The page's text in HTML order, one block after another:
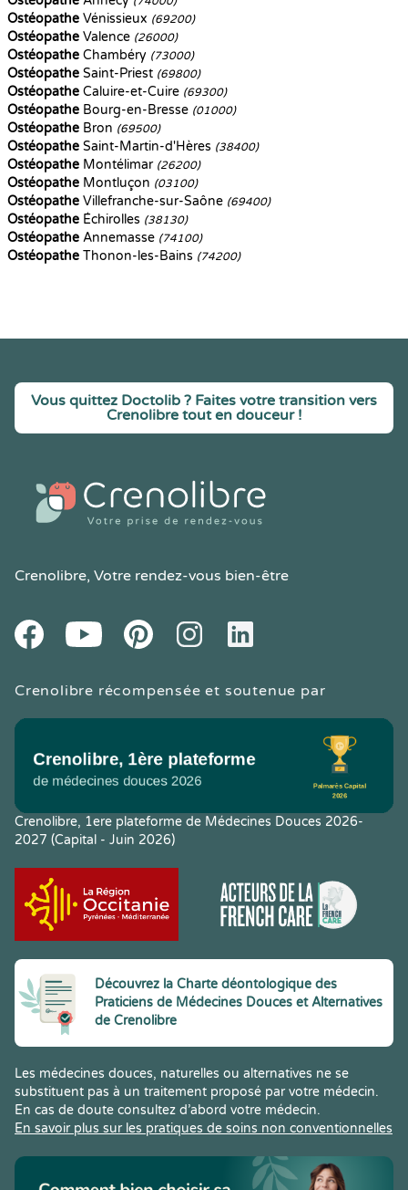
Ostéopathe Vénissieux (69200)
Ostéopathe Valence (26000)
Ostéopathe Chambéry (73000)
Ostéopathe Saint-Priest (69800)
Ostéopathe Caluire-et-Cuire (69300)
Ostéopathe Bourg-en-Bresse (01000)
Ostéopathe Bron (69500)
Ostéopathe Saint-Martin-d'Hères (38400)
Ostéopathe Montélimar (26200)
Ostéopathe Montluçon (03100)
Ostéopathe Villefranche-sur-Saône (69400)
Ostéopathe Échirolles (38130)
Ostéopathe Annemasse (74100)
Ostéopathe Thonon-les-Bains (74200)
Vous quittez Doctolib ? Faites votre transition vers
Crenolibre tout en douceur !
Crenolibre, Votre rendez-vous bien-être
FacebookYoutube PinteresetInstagramLinkedIn
Crenolibre récompensée et soutenue par
Crenolibre, 1ere plateforme de Médecines Douces 2026-
2027 (Capital - Juin 2026)
Découvrez la Charte déontologique des
Praticiens de Médecines Douces et Alternatives
de Crenolibre
Les médecines douces, naturelles ou alternatives ne se
substituent pas à un traitement proposé par votre médecin.
En cas de doute consultez d’abord votre médecin.
En savoir plus sur les pratiques de soins non conventionnelles